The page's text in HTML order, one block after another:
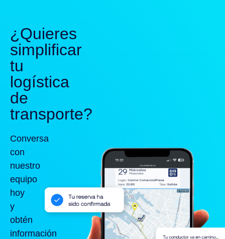
¿Quieres
simplificar
tu
logística
de
transporte?
Conversa
con
nuestro
equipo
hoy
y
obtén
información